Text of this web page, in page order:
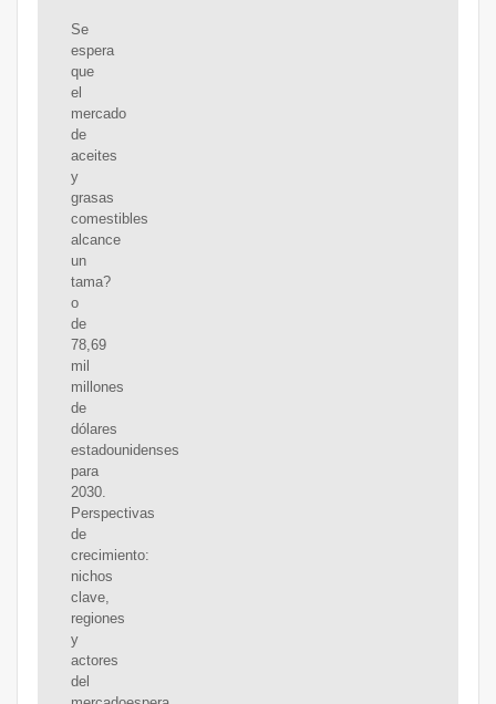
Se
espera
que
el
mercado
de
aceites
y
grasas
comestibles
alcance
un
tama?
o
de
78,69
mil
millones
de
dólares
estadounidenses
para
2030.
Perspectivas
de
crecimiento:
nichos
clave,
regiones
y
actores
del